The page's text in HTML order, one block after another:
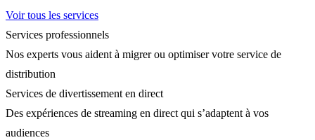
Voir tous les services
Services professionnels
Nos experts vous aident à migrer ou optimiser votre service de
distribution
Services de divertissement en direct
Des expériences de streaming en direct qui s’adaptent à vos
audiences